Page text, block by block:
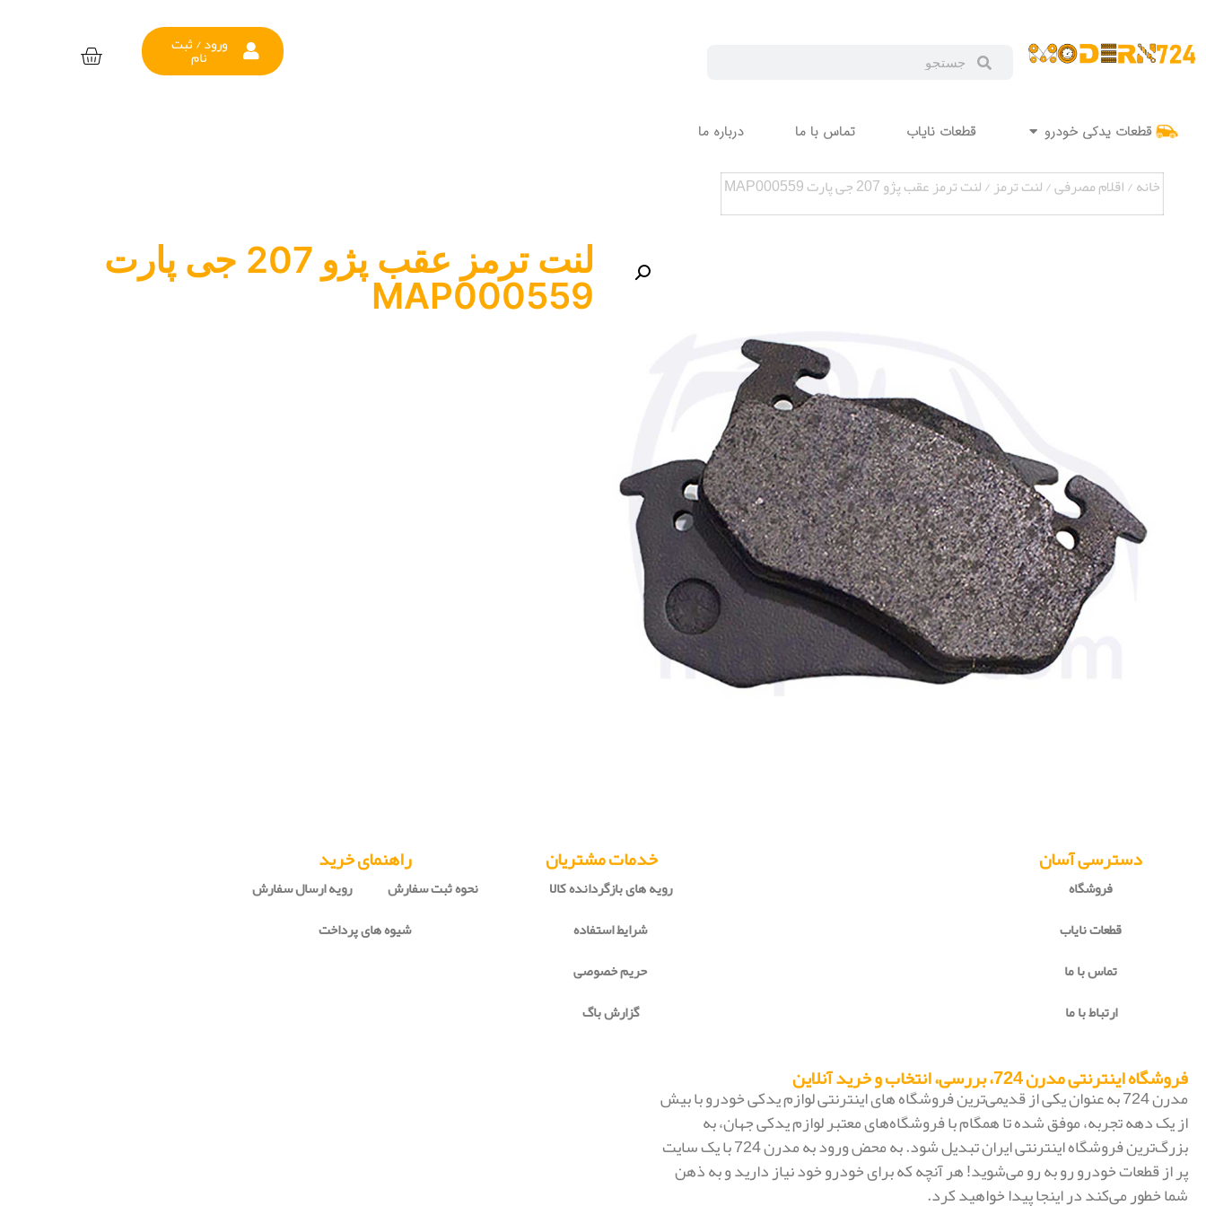
ورود / ثبت
نام
قطعات یدکی خودرو قطعات نایاب تماس با ما درباره ما
خانه/اقلام مصرفی/لنت ترمز/ لنت ترمز عقب پژو 207 جی پارت MAP000559
لنت ترمز عقب پژو 207 جی پارت
MAP000559
دسترسی آسان
فروشگاه
قطعات نایاب
تماس با ما
ارتباط با ما
خدمات مشتریان
رویه های بازگردانده کالا
شرایط استفاده
حریم خصوصی
گزارش باگ
راهنمای خرید
نحوه ثبت سفارش
رویه ارسال سفارش
شیوه های پرداخت
فروشگاه اینترنتی مدرن 724، بررسی، انتخاب و خرید آنلاین
مدرن 724 به عنوان یکی از قدیمی‌ترین فروشگاه های اینترنتی لوازم یدکی خودرو با بیش
از یک دهه تجربه، موفق شده تا همگام با فروشگاه‌های معتبر لوازم یدکی جهان، به
بزرگ‌ترین فروشگاه اینترنتی ایران تبدیل شود. به محض ورود به مدرن 724 با یک سایت
پر از قطعات خودرو رو به رو می‌شوید! هر آنچه که برای خودرو خود نیاز دارید و به ذهن
شما خطور می‌کند در اینجا پیدا خواهید کرد.